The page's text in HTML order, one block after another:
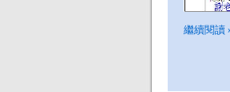
繼續閱讀